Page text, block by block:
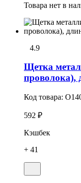
Товара нет в
4.9
Щетка
проволока),
Код товара:
592 ₽
Кэшбек
+ 41